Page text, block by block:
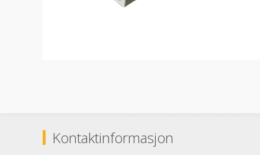
Kontaktinformasjon